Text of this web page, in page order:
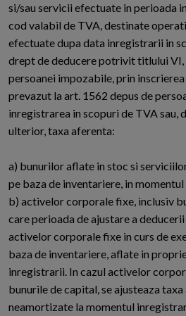
si/sau servicii efectuate in perioada
cod valabil de TVA, destinate
efectuate dupa data inregistrarii in
drept de deducere potrivit titlului VI,
persoanei impozabile, prin
prevazut la art. 1562 depus de
inregistrarea in scopuri de TVA sau,
ulterior, taxa aferenta:
a) bunurilor aflate in stoc si
pe baza de inventariere, in
b) activelor corporale fixe, inclusiv
care perioada de ajustare a
activelor corporale fixe in curs de
baza de inventariere, aflate in
inregistrarii. In cazul activelor
bunurile de capital, se ajusteaza
neamortizate la momentul